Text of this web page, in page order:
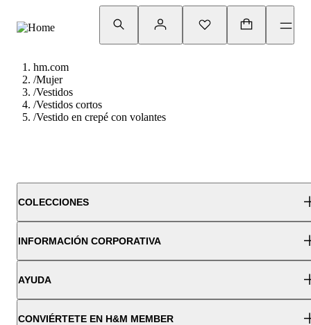
hm.com
/Mujer
/Vestidos
/Vestidos cortos
/Vestido en crepé con volantes
COLECCIONES
INFORMACIÓN CORPORATIVA
AYUDA
CONVIÉRTETE EN H&M MEMBER